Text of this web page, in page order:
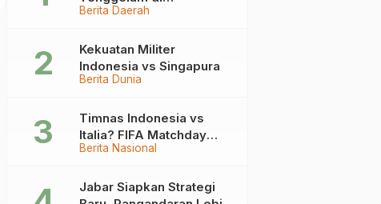
Berita Daerah
Pangandaran Berakhir
Berita Dunia
Kekuatan Militer
Indonesia vs Singapura
Berita Nasional
Timnas Indonesia vs
Italia? FIFA Matchday
2026 Jadi Laga Terbesar
Jabar Siapkan Strategi